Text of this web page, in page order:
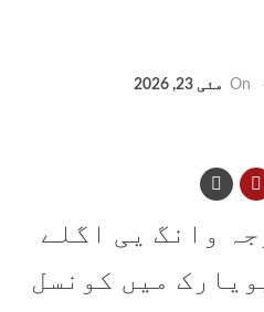
On مئی 23, 2026
وانگ یی اگلے
میں کونسل